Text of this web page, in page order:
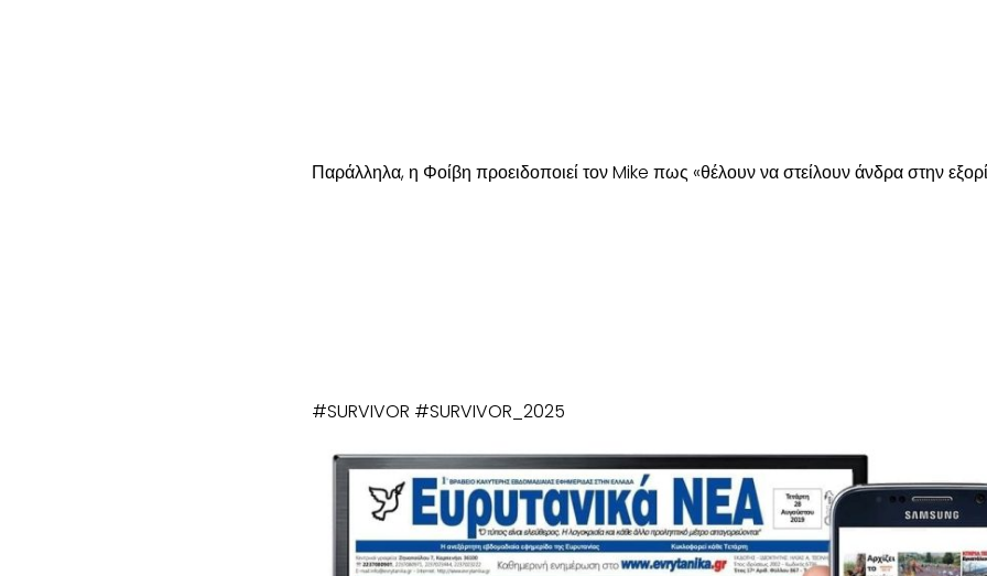
Παράλληλα, η Φοίβη προειδοποιεί τον Mike πως «θέλουν να στείλουν άνδρα στην
#SURVIVOR #SURVIVOR_2025